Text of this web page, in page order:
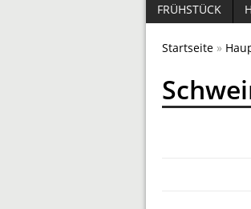
FRÜHSTÜCK
Startseite »